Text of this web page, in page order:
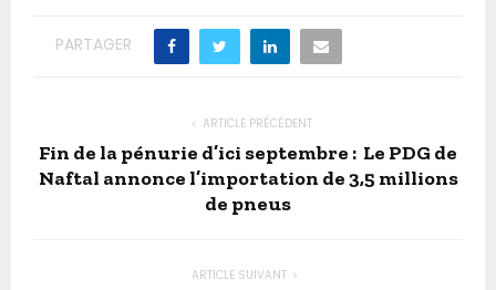
PARTAGER
ARTICLE PRÉCÉDENT
Fin de la pénurie d’ici septembre : Le PDG de
Naftal annonce l’importation de 3,5 millions
de pneus
ARTICLE SUIVANT